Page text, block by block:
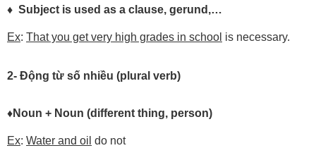
♦ Subject is used as a clause, gerund,…
Ex: That you get very high grades in school is necessary.
2- Động từ số nhiều (plural verb)
♦Noun + Noun (different thing, person)
Ex: Water and oil do not